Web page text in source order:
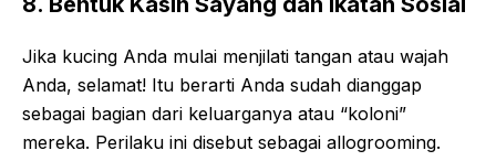
Jika kucing Anda mulai menjilati tangan atau wajah
Anda, selamat! Itu berarti Anda sudah dianggap
sebagai bagian dari keluarganya atau “koloni”
mereka. Perilaku ini disebut sebagai allogrooming.